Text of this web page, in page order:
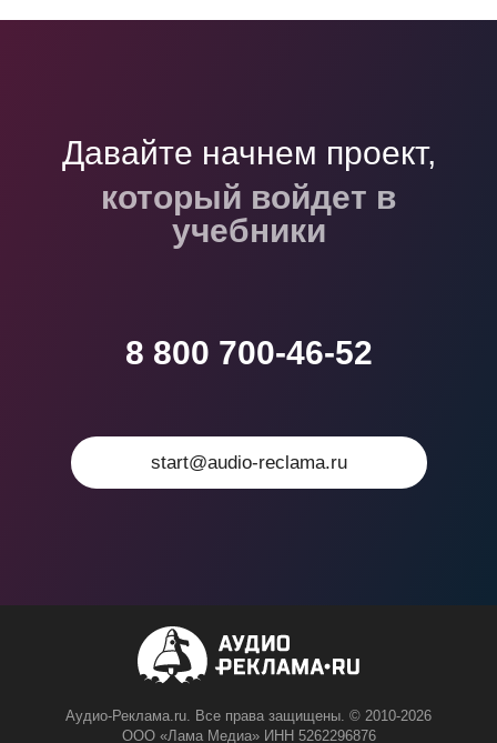
Давайте начнем проект,
который войдет в
учебники
8 800 700-46-52
start@audio-reclama.ru
Аудио-Реклама.ru. Все права защищены. © 2010-2026
ООО «Лама Медиа» ИНН 5262296876